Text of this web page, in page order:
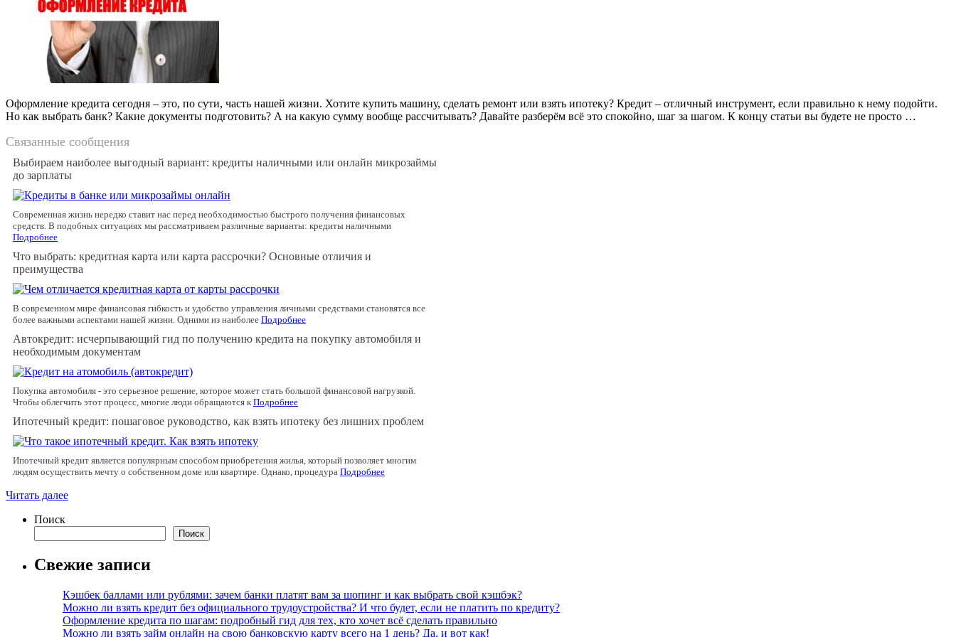
Оформление кредита сегодня – это, по сути, часть нашей жизни. Хотите купить машину, сделать ремонт или взять ипотеку? Кредит – отличный инструмент, если правильно к нему подойти.
Но как выбрать банк? Какие документы подготовить? А на какую сумму вообще рассчитывать? Давайте разберём всё это спокойно, шаг за шагом. К концу статьи вы будете не просто …
Связанные сообщения
Выбираем наиболее выгодный вариант: кредиты наличными или онлайн микрозаймы
до зарплаты
Современная жизнь нередко ставит нас перед необходимостью быстрого получения финансовых
средств. В подобных ситуациях мы рассматриваем различные варианты: кредиты наличными
Подробнее
Что выбрать: кредитная карта или карта рассрочки? Основные отличия и
преимущества
В современном мире финансовая гибкость и удобство управления личными средствами становятся все
более важными аспектами нашей жизни. Одними из наиболее Подробнее
Автокредит: исчерпывающий гид по получению кредита на покупку автомобиля и
необходимым документам
Покупка автомобиля - это серьезное решение, которое может стать большой финансовой нагрузкой.
Чтобы облегчить этот процесс, многие люди обращаются к Подробнее
Ипотечный кредит: пошаговое руководство, как взять ипотеку без лишних проблем
Ипотечный кредит является популярным способом приобретения жилья, который позволяет многим
людям осуществить мечту о собственном доме или квартире. Однако, процедура Подробнее
Читать далее
Поиск
Поиск
Свежие записи
Кэшбек баллами или рублями: зачем банки платят вам за шопинг и как выбрать свой кэшбэк?
Можно ли взять кредит без официального трудоустройства? И что будет, если не платить по кредиту?
Оформление кредита по шагам: подробный гид для тех, кто хочет всё сделать правильно
Можно ли взять займ онлайн на свою банковскую карту всего на 1 день? Да, и вот как!